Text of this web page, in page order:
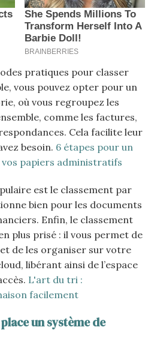
pratiques pour classer
vous pouvez opter pour un
où vous regroupez les
comme les factures,
Cela facilite leur
besoin. 6 étapes pour un
papiers administratifs
est le classement par
bien pour les documents
Enfin, le classement
plus prisé : il vous permet de
de les organiser sur votre
libérant ainsi de l’espace
L'art du tri :
facilement
un système de